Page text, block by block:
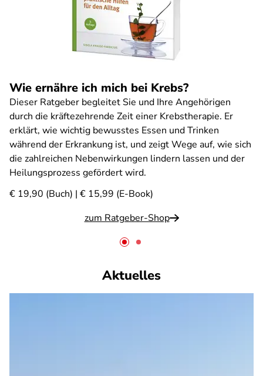
Wie ernähre ich mich bei Krebs?
Dieser Ratgeber begleitet Sie und Ihre Angehörigen
durch die kräftezehrende Zeit einer Krebstherapie. Er
erklärt, wie wichtig bewusstes Essen und Trinken
während der Erkrankung ist, und zeigt Wege auf, wie sich
die zahlreichen Nebenwirkungen lindern lassen und der
Heilungsprozess gefördert wird.
€ 19,90 (Buch) | € 15,99 (E-Book)
zum Ratgeber-Shop
Aktuelles